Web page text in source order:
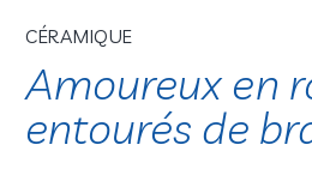
CÉRAMIQUE
Amoureux en
entourés de